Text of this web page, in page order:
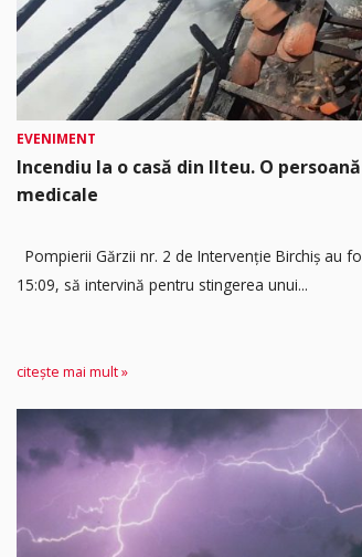
EVENIMENT
Incendiu la o casă din Ilteu. O
medicale
Pompierii Gărzii nr. 2 de Intervenție Birchiș au
15:09, să intervină pentru stingerea unui...
citește mai mult »